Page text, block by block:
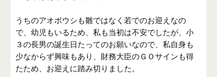
うちのアオボウシも雛ではなく若でのお迎えなの
で、幼児もいるため、私も当初は不安でしたが、小
３の長男の誕生日たってのお願いなので、私自身も
少なからず興味もあり、財務大臣のＧＯサインも得
たため、お迎えに踏み切りました。